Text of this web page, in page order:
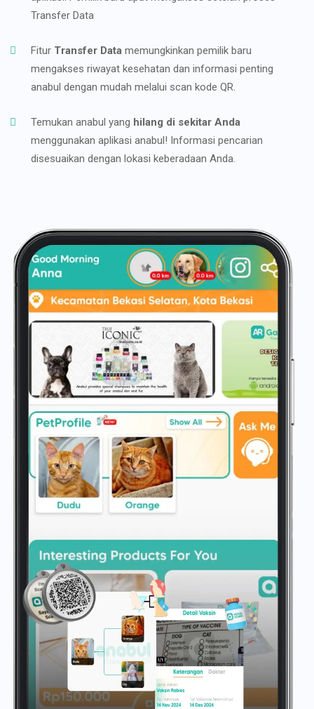
Transfer Data
Fitur Transfer Data memungkinkan pemilik baru
mengakses riwayat kesehatan dan informasi penting
anabul dengan mudah melalui scan kode QR.
Temukan anabul yang hilang di sekitar Anda
menggunakan aplikasi anabul! Informasi pencarian
disesuaikan dengan lokasi keberadaan Anda.